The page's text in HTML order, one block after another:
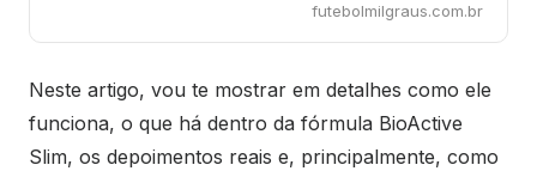
futebolmilgraus.com.br
Neste artigo, vou te mostrar em detalhes como ele
funciona, o que há dentro da fórmula BioActive
Slim, os depoimentos reais e, principalmente, como